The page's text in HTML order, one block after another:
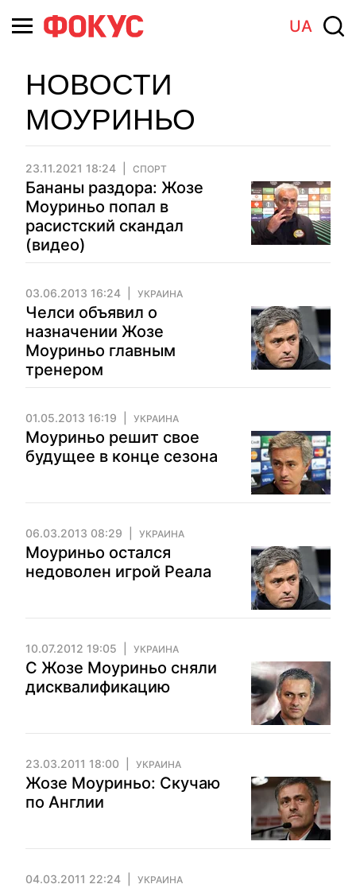
UA
НОВОСТИ
МОУРИНЬО
23.11.2021 18:24 СПОРТ
Бананы раздора: Жозе
Моуриньо попал в
расистский скандал
(видео)
03.06.2013 16:24 УКРАИНА
Челси объявил о
назначении Жозе
Моуриньо главным
тренером
01.05.2013 16:19 УКРАИНА
Моуриньо решит свое
будущее в конце сезона
06.03.2013 08:29 УКРАИНА
Моуриньо остался
недоволен игрой Реала
10.07.2012 19:05 УКРАИНА
С Жозе Моуриньо сняли
диcквалификацию
23.03.2011 18:00 УКРАИНА
Жозе Моуриньо: Скучаю
по Англии
04.03.2011 22:24 УКРАИНА